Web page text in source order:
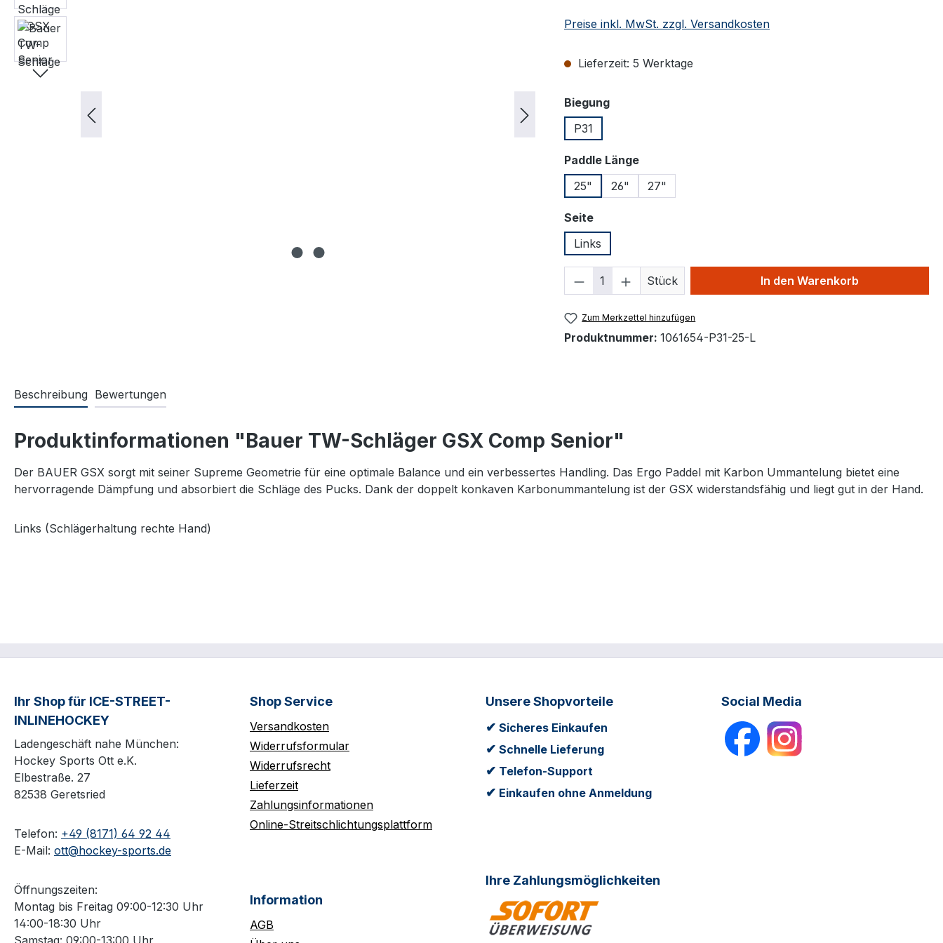
Preise inkl. MwSt. zzgl. Versandkosten
Lieferzeit: 5 Werktage
Biegungauswählen
P31
Paddle Längeauswählen
25"
26" 27"
Seiteauswählen
Links
Produkt Anzahl: Gib den gewünschten Wert
Stück In den Warenkorb
Zum Merkzettel hinzufügen
Produktnummer: 1061654-P31-25-L
Beschreibung Bewertungen
Produktinformationen "Bauer TW-Schläger GSX Comp Senior"
Der BAUER GSX sorgt mit seiner Supreme Geometrie für eine optimale Balance und ein verbessertes Handling. Das Ergo Paddel mit Karbon Ummantelung bietet eine
hervorragende Dämpfung und absorbiert die Schläge des Pucks. Dank der doppelt konkaven Karbonummantelung ist der GSX widerstandsfähig und liegt gut in der Hand.
Links (Schlägerhaltung rechte Hand)
Ihr Shop für ICE-STREET-
INLINEHOCKEY
Ladengeschäft nahe München:
Hockey Sports Ott e.K.
Elbestraße. 27
82538 Geretsried
Telefon: +49 (8171) 64 92 44
E-Mail: ott@hockey-sports.de
Öffnungszeiten:
Montag bis Freitag 09:00-12:30 Uhr
14:00-18:30 Uhr
Shop Service
Versandkosten
Widerrufsformular
Widerrufsrecht
Lieferzeit
Zahlungsinformationen
Online-Streitschlichtungsplattform
Information
AGB
Unsere Shopvorteile
✔ Sicheres Einkaufen
✔ Schnelle Lieferung
✔ Telefon-Support
✔ Einkaufen ohne Anmeldung
Ihre Zahlungsmöglichkeiten
Social Media